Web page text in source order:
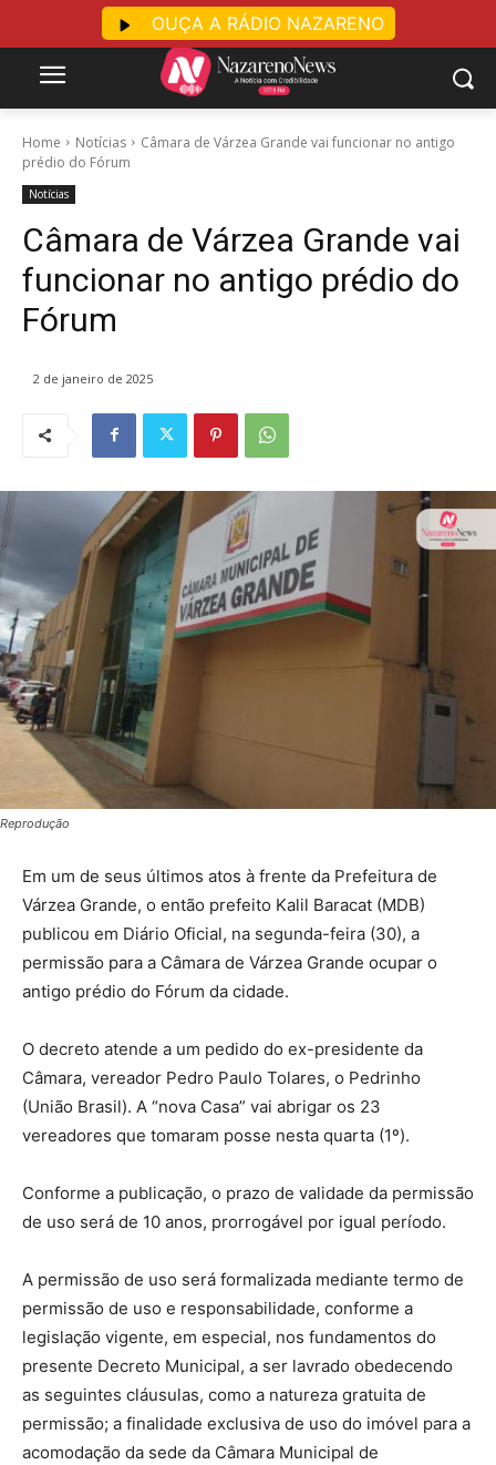
Home Notícias
Câmara de Várzea Grande vai funcionar no antigo
prédio do Fórum
Notícias
Câmara de Várzea Grande vai
funcionar no antigo prédio do
Fórum
2 de janeiro de 2025
Reprodução
Em um de seus últimos atos à frente da Prefeitura de
Várzea Grande, o então prefeito Kalil Baracat (MDB)
publicou em Diário Oficial, na segunda-feira (30), a
permissão para a Câmara de Várzea Grande ocupar o
antigo prédio do Fórum da cidade.
O decreto atende a um pedido do ex-presidente da
Câmara, vereador Pedro Paulo Tolares, o Pedrinho
(União Brasil). A “nova Casa” vai abrigar os 23
vereadores que tomaram posse nesta quarta (1º).
Conforme a publicação, o prazo de validade da permissão
de uso será de 10 anos, prorrogável por igual período.
A permissão de uso será formalizada mediante termo de
permissão de uso e responsabilidade, conforme a
legislação vigente, em especial, nos fundamentos do
presente Decreto Municipal, a ser lavrado obedecendo
as seguintes cláusulas, como a natureza gratuita de
permissão; a finalidade exclusiva de uso do imóvel para a
acomodação da sede da Câmara Municipal de
OUÇA A RÁDIO NAZARENO